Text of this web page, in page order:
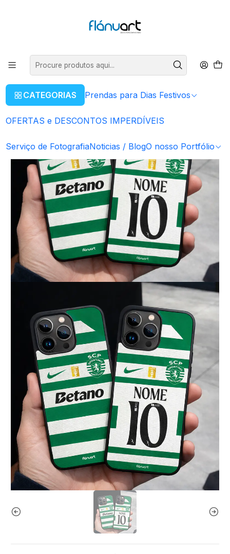
CATEGORIAS Prendas para Dias Festivos
OFERTAS e DESCONTOS IMPERDÍVEIS
Serviço de FotografiaNoticias / BlogO nosso Portfólio
Prendas para Dias Festivos